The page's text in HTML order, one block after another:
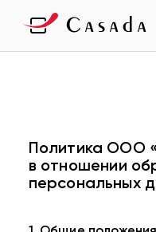
Политика ООО
в отношении
персональных